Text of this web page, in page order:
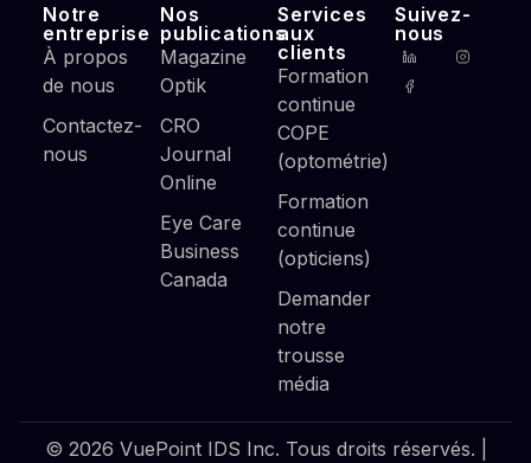
Notre
entreprise
À propos
de nous
Contactez-
nous
Nos
publications
Magazine
Optik
CRO
Journal
Online
Eye Care
Business
Canada
Services
aux
clients
Formation
continue
COPE
(optométrie)
Formation
continue
(opticiens)
Demander
notre
trousse
média
Suivez-
nous
© 2026 VuePoint IDS Inc. Tous droits réservés. |